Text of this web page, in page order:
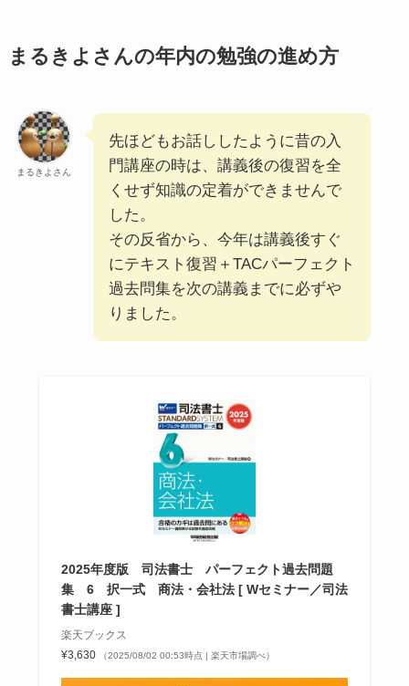
まるきよさんの年内の勉強の進め方
まるきよさん
先ほどもお話ししたように昔の入
門講座の時は、講義後の復習を全
くせず知識の定着ができませんで
した。
その反省から、今年は講義後すぐ
にテキスト復習＋TACパーフェクト
過去問集を次の講義までに必ずや
りました。
2025年度版 司法書士 パーフェクト過去問題
集 6 択一式 商法・会社法 [ Wセミナー／司法
書士講座 ]
楽天ブックス
¥3,630
（2025/08/02 00:53時点 | 楽天市場調べ）